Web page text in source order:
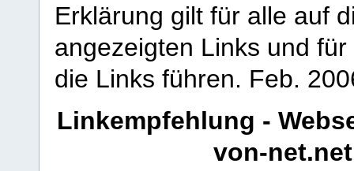
Erklärung gilt für alle auf
angezeigten Links und
die Links führen. Feb.
Linkempfehlung -
von-net.net